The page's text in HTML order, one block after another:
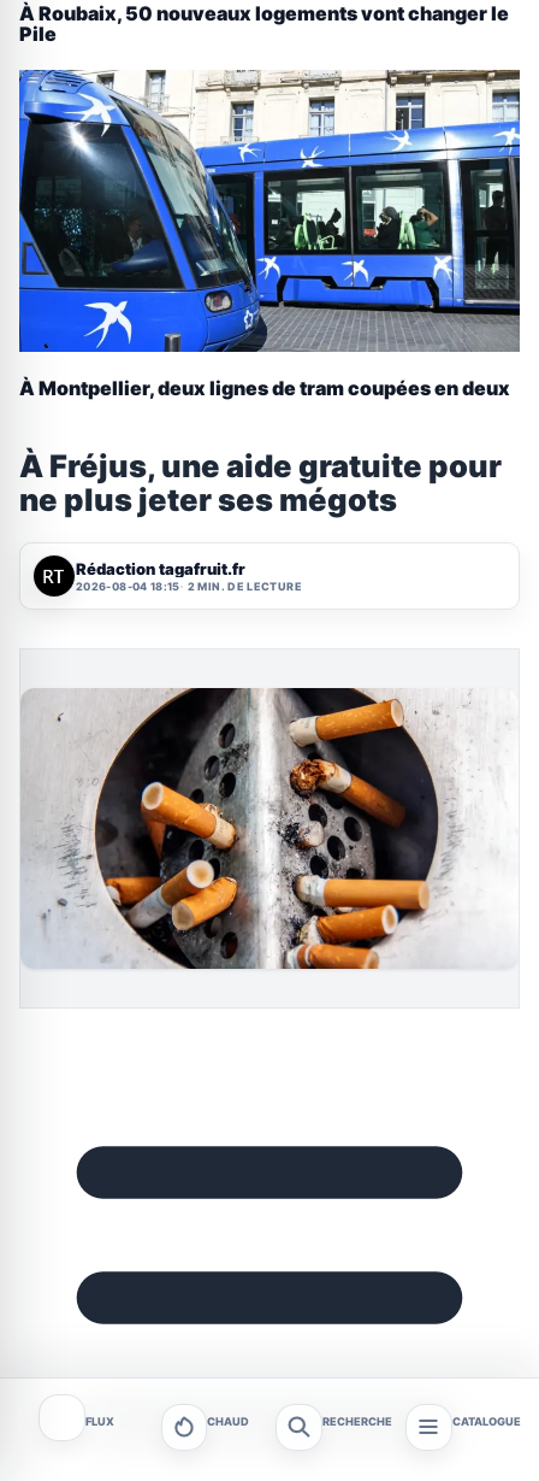
À Roubaix, 50 nouveaux logements vont changer le
Pile
À Montpellier, deux lignes de tram coupées en deux
À Fréjus, une aide gratuite pour
ne plus jeter ses mégots
Rédaction tagafruit.fr
2026-08-04 18:15 2 MIN. DE LECTURE
FLUX CHAUD RECHERCHE CATALOGUE